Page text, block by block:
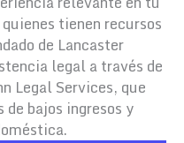
tienen recursos
de Lancaster
legal a través de
Legal Services, que
bajos ingresos y